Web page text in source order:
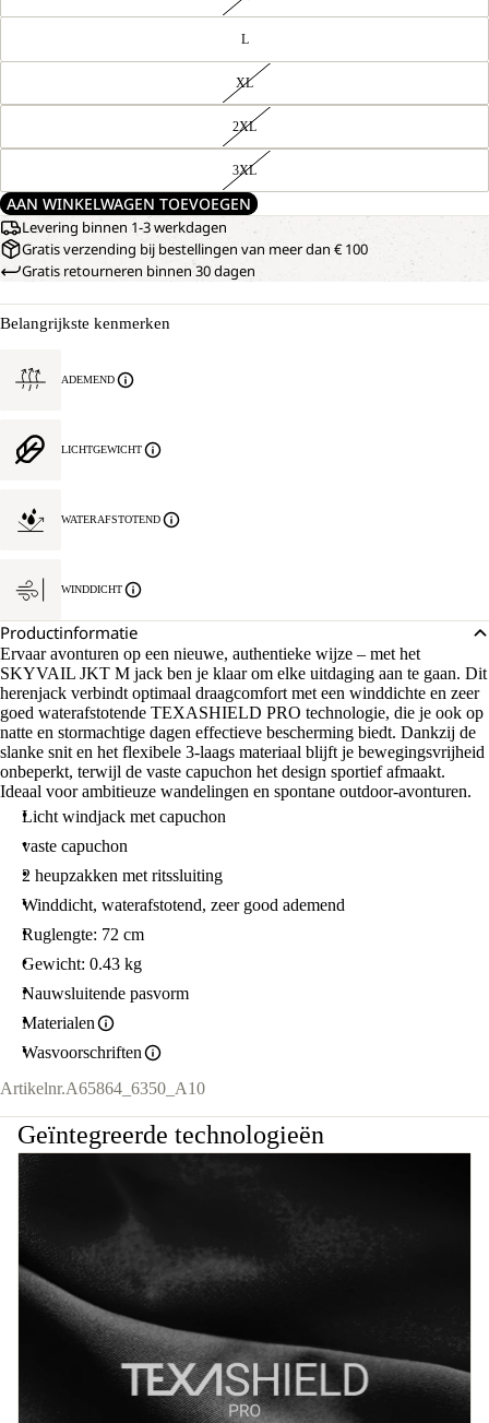
L
XL
2XL
3XL
AAN WINKELWAGEN TOEVOEGEN
Levering binnen 1-3 werkdagen
Gratis verzending bij bestellingen van meer dan € 100
Gratis retourneren binnen 30 dagen
Belangrijkste kenmerken
ADEMEND
LICHTGEWICHT
WATERAFSTOTEND
WINDDICHT
Productinformatie
Ervaar avonturen op een nieuwe, authentieke wijze – met het
SKYVAIL JKT M jack ben je klaar om elke uitdaging aan te gaan. Dit
herenjack verbindt optimaal draagcomfort met een winddichte en zeer
goed waterafstotende TEXASHIELD PRO technologie, die je ook op
natte en stormachtige dagen effectieve bescherming biedt. Dankzij de
slanke snit en het flexibele 3-laags materiaal blijft je bewegingsvrijheid
onbeperkt, terwijl de vaste capuchon het design sportief afmaakt.
Ideaal voor ambitieuze wandelingen en spontane outdoor-avonturen.
Licht windjack met capuchon
vaste capuchon
2 heupzakken met ritssluiting
Winddicht, waterafstotend, zeer good ademend
Ruglengte: 72 cm
Gewicht: 0.43 kg
Nauwsluitende pasvorm
Materialen
Wasvoorschriften
Artikelnr.A65864_6350_A10
Geïntegreerde technologieën